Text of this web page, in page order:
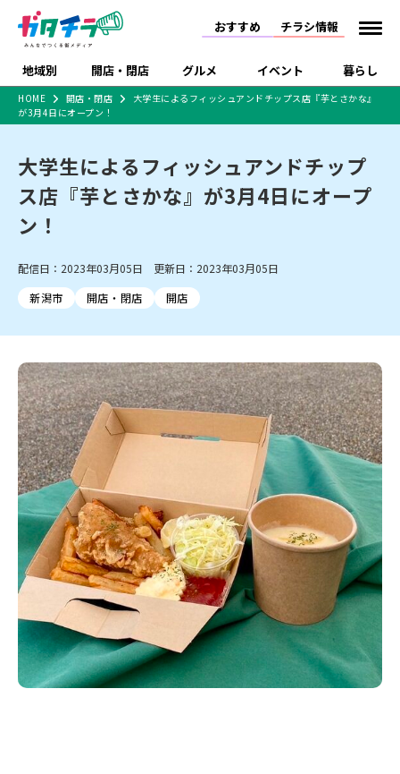
おすすめ チラシ情報
地域別 開店・閉店 グルメ イベント 暮らし
新潟市 下越
佐渡
新潟市中央区 新潟市東区 新潟市西区
新潟市北区
新潟市南区
新潟市江南区 新潟市秋葉区
新潟市西蒲区
村上・関川
新発田・聖籠
胎内・粟島
三条・加茂・田上
燕・弥彦
長岡・見附
魚沼・南魚沼・湯沢
柏崎・刈羽・出雲崎
上越・妙高・糸魚川
開店 閉店
リニューアル・移転
新潟市・開店
新潟市・閉店
長岡市・開店
長岡市・閉店
上越市・開店
ラーメン・開店
ラーメン・閉店
ラーメン 現地レポート
スイーツ
ご当地グルメ 食べ歩き テイクアウト
季節・期間限定
カフェ
居酒屋・バー 焼肉
パスタ
パン・ベーカリー
タレカツ・豚カツ
デカ盛り・大盛り
旨辛・激辛
定食・町定食
そば・うどん
日本酒・新潟清酒
ワイン・クラフトビール
ケーキ・パフェ
ビアガーデン・暑気払い
忘新年会・歓送迎会
体験・販売 祭り・伝統行事
スポーツ
セミナー・講演会 子ども向け 花火大会
入場無料
住宅展示場
完成見学会 学生スポーツ アルビレックス
施設・ショップ
住宅メーカー・工務
店
習い事・塾 アパレル・雑貨
観光スポット
温泉・入浴 ホテル 旅館
水族館
リラクゼーション・整体
スキー場
リユース・買取
病院・クリニック
イオンモール
ラブラ万代・ラブラ2
ビルボードプレイスBP
新潟伊勢丹
ピア万代
リバーサイド千秋
パティオPATIO
特売セール インタビュー
特集・まとめ記事
セツコママ ランキング 新潟人
キャンペーン
開店まとめ
閉店まとめ 人気記事まとめ
食品スーパー・コンビ
ショッピングモール・
大型施設
ドラッグストア・ホーム
センター
ファッション 生活サービス
新車・中古車・カー用品
旅行・レジャー
家電・携帯電話
冠婚葬祭
習い事・塾 通販・EC イベント
求人
官公庁・自治体
新潟市 チラシ
長岡・見附 チラシ
上越・妙高・糸魚川 チラシ
注目 チラシ
週末セール
火曜セール
オープン・リニューアルセール
周年祭・感謝祭セール
年末・初売りセール
HOME 開店・閉店
大学生によるフィッシュアンドチップス店『芋とさかな』
が3月4日にオープン！
大学生によるフィッシュアンドチップ
ス店『芋とさかな』が3月4日にオープ
ン！
配信日：2023年03月05日 更新日：2023年03月05日
新潟市
開店・閉店 開店